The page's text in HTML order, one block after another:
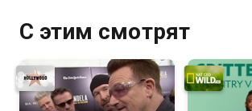
С этим смотрят